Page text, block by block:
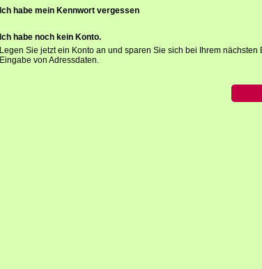
Ich habe mein Kennwort vergessen
Ich habe noch kein Konto.
Legen Sie jetzt ein Konto an und sparen Sie sich bei Ihrem nächsten
Eingabe von Adressdaten.